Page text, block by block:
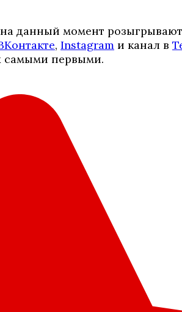
данный момент
, Instagram и канал в
самыми первыми.